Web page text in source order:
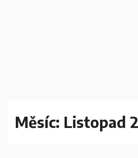
Měsíc: Listopad